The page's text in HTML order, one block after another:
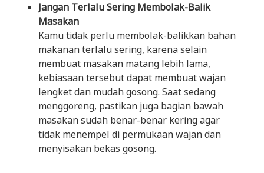
Jangan Terlalu Sering Membolak-Balik
Masakan
Kamu tidak perlu membolak-balikkan bahan
makanan terlalu sering, karena selain
membuat masakan matang lebih lama,
kebiasaan tersebut dapat membuat wajan
lengket dan mudah gosong. Saat sedang
menggoreng, pastikan juga bagian bawah
masakan sudah benar-benar kering agar
tidak menempel di permukaan wajan dan
menyisakan bekas gosong.